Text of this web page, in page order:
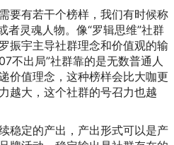
要有若干个榜样，我们有时候称
者灵魂人物。像“罗辑思维”社群
振宇主导社群理念和价值观的输
不出局”社群靠的是无数普通人
价值理念，这种榜样会比大咖更
越大，这个社群的号召力也越
稳定的产出，产出形式可以是产